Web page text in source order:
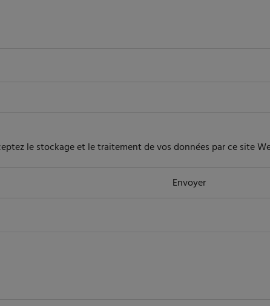
le stockage et le traitement de vos données par ce site